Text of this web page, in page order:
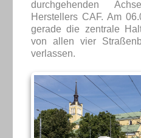
durchgehenden
Herstellers CAF. Am
gerade die zentrale
von allen vier
verlassen.